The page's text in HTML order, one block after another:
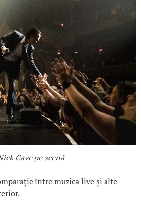
Cave pe scenă
între muzica live și alte